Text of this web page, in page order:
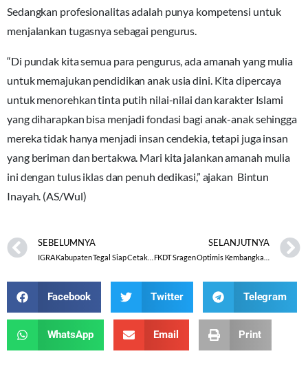
Sedangkan profesionalitas adalah punya kompetensi untuk
menjalankan tugasnya sebagai pengurus.
“Di pundak kita semua para pengurus, ada amanah yang mulia
untuk memajukan pendidikan anak usia dini. Kita dipercaya
untuk menorehkan tinta putih nilai-nilai dan karakter Islami
yang diharapkan bisa menjadi fondasi bagi anak-anak sehingga
mereka tidak hanya menjadi insan cendekia, tetapi juga insan
yang beriman dan bertakwa. Mari kita jalankan amanah mulia
ini dengan tulus iklas dan penuh dedikasi,” ajakan Bintun
Inayah. (AS/Wul)
SEBELUMNYA
IGRA Kabupaten Tegal Siap Cetak Insan Cendekia yang Beriman dan Bertakwa
SELANJUTNYA
Facebook Twitter Telegram
WhatsApp Email Print